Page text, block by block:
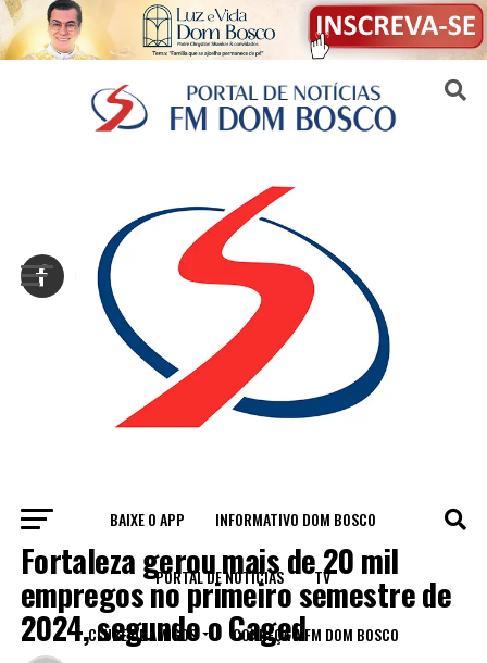
BAIXE O APP INFORMATIVO DOM BOSCO
PORTAL DE NOTÍCIAS TV
CLUBE DE AMIGOS CONHEÇA A FM DOM BOSCO
ECONOMIA
Fortaleza gerou mais de 20 mil
empregos no primeiro semestre de
2024, segundo o Caged
Sair da versão mobile